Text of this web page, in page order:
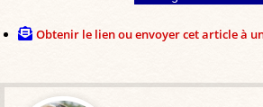
Obtenir le lien ou envoyer cet article à